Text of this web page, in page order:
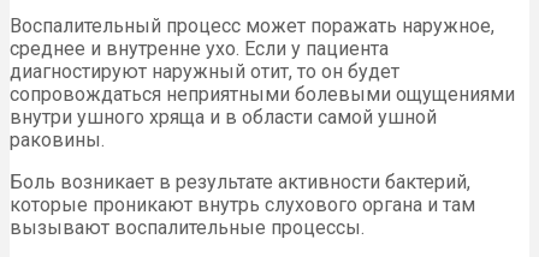
Воспалительный процесс может поражать наружное,
среднее и внутренне ухо. Если у пациента
диагностируют наружный отит, то он будет
сопровождаться неприятными болевыми ощущениями
внутри ушного хряща и в области самой ушной
раковины.
Боль возникает в результате активности бактерий,
которые проникают внутрь слухового органа и там
вызывают воспалительные процессы.